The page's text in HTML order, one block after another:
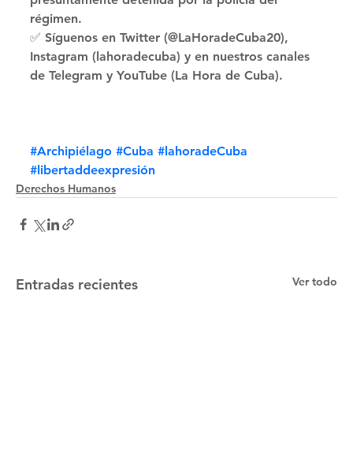
régimen.
✅ Síguenos en Twitter (@LaHoradeCuba20),
Instagram (lahoradecuba) y en nuestros canales
de Telegram y YouTube (La Hora de Cuba).
#Archipiélago #Cuba #lahoradeCuba
#libertaddeexpresión
Derechos Humanos
Entradas recientes Ver todo